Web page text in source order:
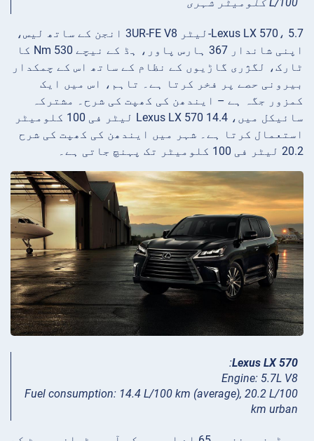
Lexus LX 570، 5.7-لیٹر 3UR-FE V8 انجن کے ساتھ لیس،
اپنی شاندار 367 ہارس پاور، ہڈ کے نیچے 530 Nm کا
ٹارک، لگژری گاڑیوں کے نظام کے ساتھ اس کے چمکدار
بیرونی حصے پر فخر کرتا ہے۔ تاہم، اس میں ایک
کمزور جگہ ہے – ایندھن کی کھپت کی شرح۔ مشترکہ
سائیکل میں، Lexus LX 570 14.4 لیٹر فی 100 کلومیٹر
استعمال کرتا ہے۔ شہر میں ایندھن کی کھپت کی شرح
20.2 لیٹر فی 100 کلومیٹر تک پہنچ جاتی ہے۔
Lexus LX 570
:
Engine: 5.7L V8
Fuel consumption: 14.4 L/100 km (average), 20.2 L/100
km urban